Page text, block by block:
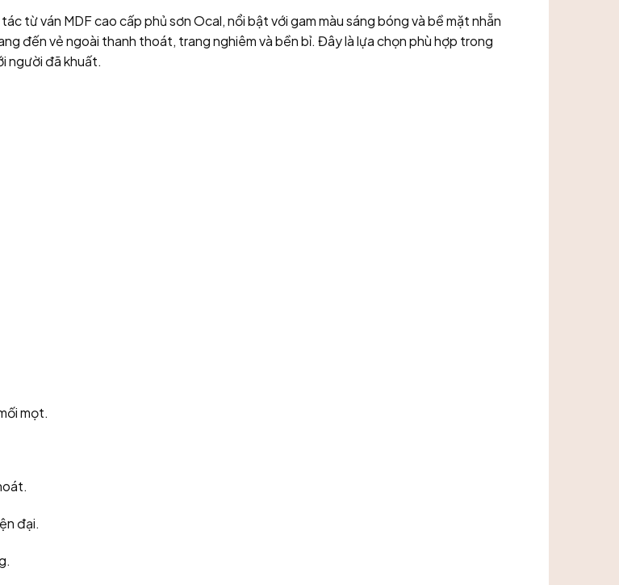
từ ván MDF cao cấp phủ sơn Ocal, nổi bật với gam màu sáng bóng và bề mặt nhẵn
đến vẻ ngoài thanh thoát, trang nghiêm và bền bỉ. Đây là lựa chọn phù hợp trong
người đã khuất.
mọt.
đại.